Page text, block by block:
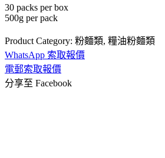
30 packs per box
500g per pack
Product Category: 粉麵類, 糧油粉麵類
WhatsApp 索取報價
電郵索取報價
分享至 Facebook